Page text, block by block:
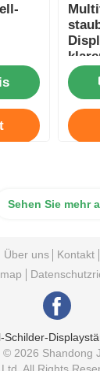
Logo
Sehen Sie mehr
Über uns Kontakt
Schilder-
© 2026 Shandong